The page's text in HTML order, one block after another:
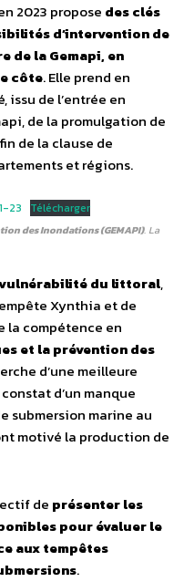
2023 propose des clés
d’intervention de
de la Gemapi, en
côte. Elle prend en
issu de l’entrée en
de la promulgation de
de la clause de
et régions.
23 Télécharger
des Inondations (GEMAPI). La
vulnérabilité du littoral,
Xynthia et de
la compétence en
et la prévention des
d’une meilleure
d’un manque
submersion marine au
motivé la production de
de présenter les
pour évaluer le
aux tempêtes
.